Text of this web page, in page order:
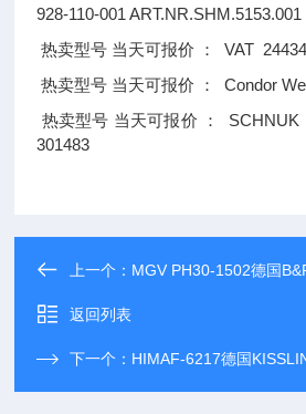
928-110-001 ART.NR.SHM.5153.001
热卖型号 当天可报价 ： VAT
热卖型号 当天可报价 ： Condor
热卖型号 当天可报价 ：
SCHNUK
301483
上一个： MGV PH30-1502德国B&R X20DO9322报
返回列表
下一个： HIMAF-6217德国KISSLING L408.2116.25专